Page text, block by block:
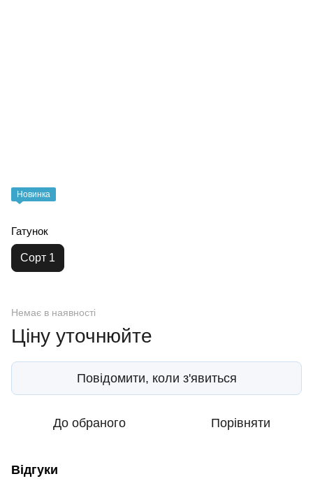
Новинка
Гатунок
Сорт 1
Немає в наявності
Ціну уточнюйте
Повідомити, коли з'явиться
До обраного Порівняти
Відгуки